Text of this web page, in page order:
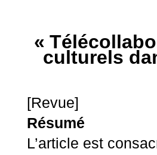
«
culturels
[Revue]
Résumé
L’article est